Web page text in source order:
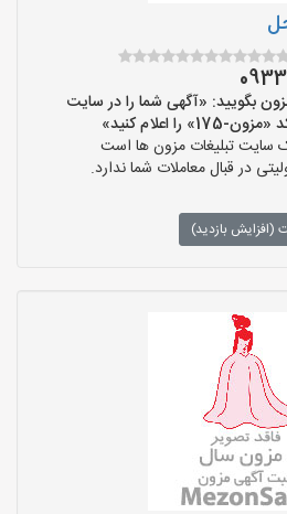
بگویید: «آگهی شما را در سایت
اعلام کنید»
سایت تبلیغات مزون ها است
در قبال معاملات شما ندارد.
(افزایش بازدید)